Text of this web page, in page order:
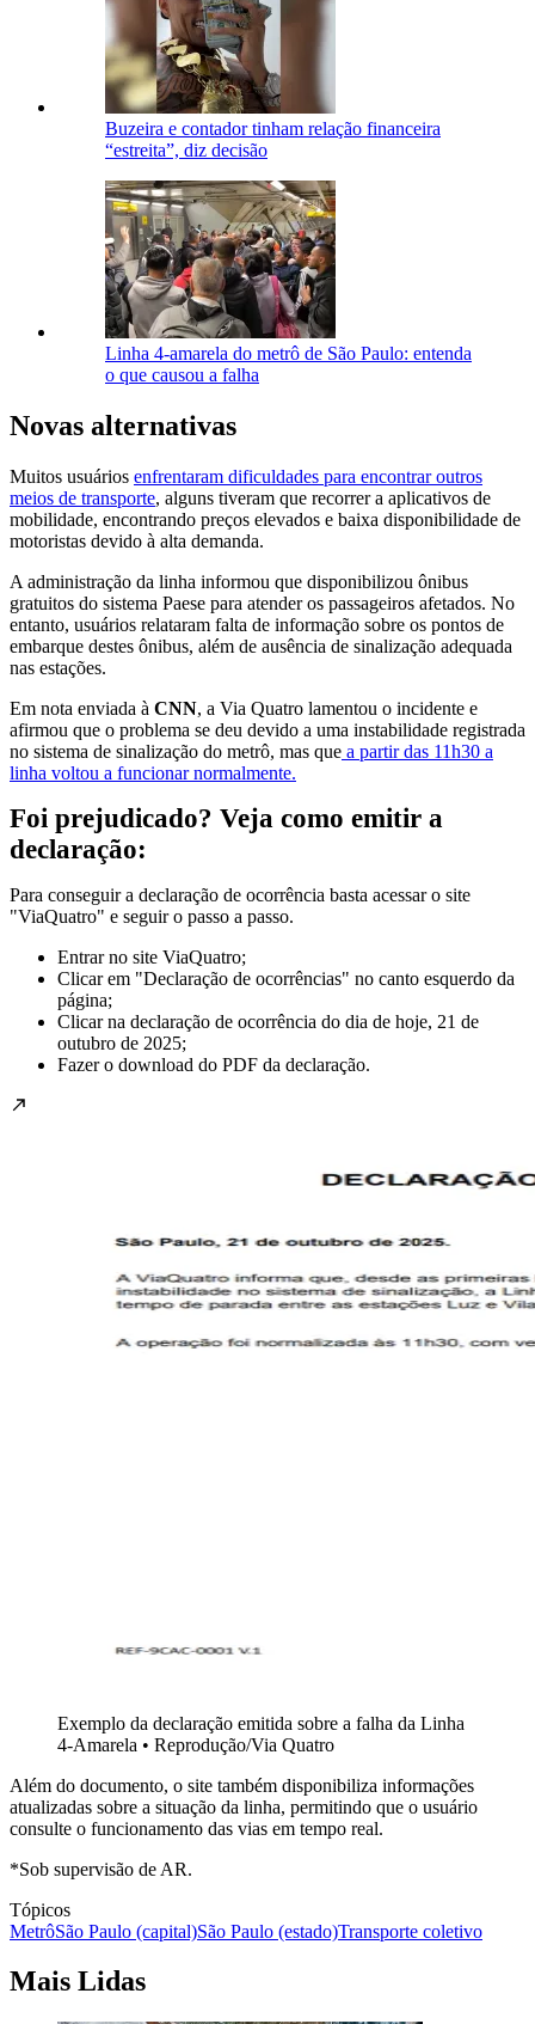
Buzeira e contador tinham relação financeira
“estreita”, diz decisão
Linha 4-amarela do metrô de São Paulo: entenda
o que causou a falha
Novas alternativas
Muitos usuários enfrentaram dificuldades para encontrar outros
meios de transporte, alguns tiveram que recorrer a aplicativos de
mobilidade, encontrando preços elevados e baixa disponibilidade de
motoristas devido à alta demanda.
A administração da linha informou que disponibilizou ônibus
gratuitos do sistema Paese para atender os passageiros afetados. No
entanto, usuários relataram falta de informação sobre os pontos de
embarque destes ônibus, além de ausência de sinalização adequada
nas estações.
Em nota enviada à CNN, a Via Quatro lamentou o incidente e
afirmou que o problema se deu devido a uma instabilidade registrada
no sistema de sinalização do metrô, mas que a partir das 11h30 a
linha voltou a funcionar normalmente.
Foi prejudicado? Veja como emitir a
declaração:
Para conseguir a declaração de ocorrência basta acessar o site
"ViaQuatro" e seguir o passo a passo.
Entrar no site ViaQuatro;
Clicar em "Declaração de ocorrências" no canto esquerdo da
página;
Clicar na declaração de ocorrência do dia de hoje, 21 de
outubro de 2025;
Fazer o download do PDF da declaração.
Exemplo da declaração emitida sobre a falha da Linha
4-Amarela • Reprodução/Via Quatro
Além do documento, o site também disponibiliza informações
atualizadas sobre a situação da linha, permitindo que o usuário
consulte o funcionamento das vias em tempo real.
*Sob supervisão de AR.
Tópicos
MetrôSão Paulo (capital)São Paulo (estado)Transporte coletivo
Mais Lidas